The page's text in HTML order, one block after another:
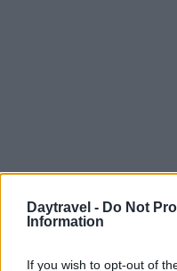
Daytravel - Do Not
Information
If you wish to opt-out of